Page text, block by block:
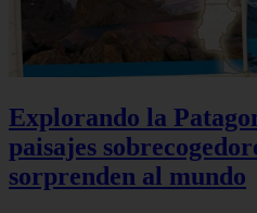
Explorando la
paisajes
sorprenden al mundo